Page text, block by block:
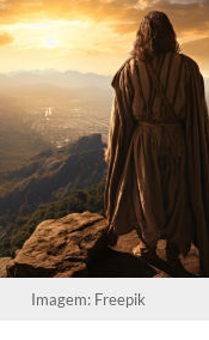
Imagem: Freepik